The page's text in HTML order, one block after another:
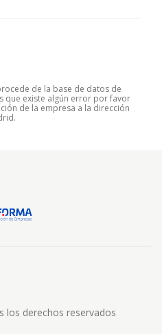
de la base de datos de
que existe algún error por favor
de la empresa a la dirección
los derechos reservados